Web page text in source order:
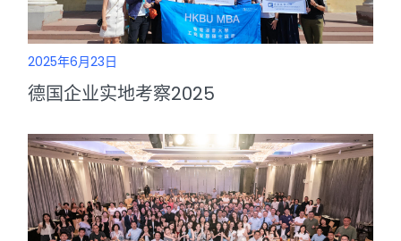
2025年6月23日
德国企业实地考察2025